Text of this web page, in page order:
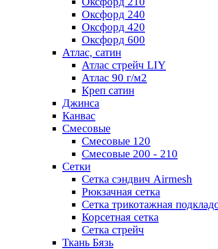
Оксфорд 240
Оксфорд 420
Оксфорд 600
Атлас, сатин
Атлас стрейч LIY
Атлас 90 г/м2
Креп сатин
Джинса
Канвас
Смесовые
Смесовые 120
Смесовые 200 - 210
Сетки
Сетка сэндвич Airmesh
Рюкзачная сетка
Сетка трикотажная
Корсетная сетка
Сетка стрейч
Ткань Бязь